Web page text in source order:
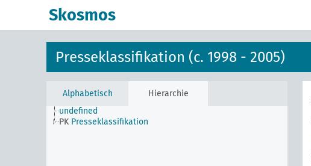
Skosmos
Presseklassifikation (c. 1998 - 2005)
Alphabetisch
Hierarchie
undefined
PK Presseklassifikation